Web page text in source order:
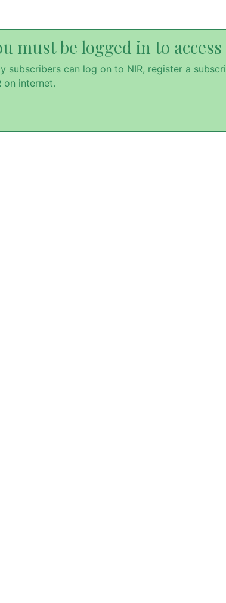
must be logged in to
subscribers can log on to NIR, register a
on internet.